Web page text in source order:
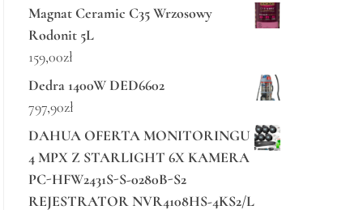
Magnat Ceramic C35 Wrzosowy
Rodonit 5L
159,00zł
Dedra 1400W DED6602
797,90zł
DAHUA OFERTA MONITORINGU
4 MPX Z STARLIGHT 6X KAMERA
PC-HFW2431S-S-0280B-S2
REJESTRATOR NVR4108HS-4KS2/L